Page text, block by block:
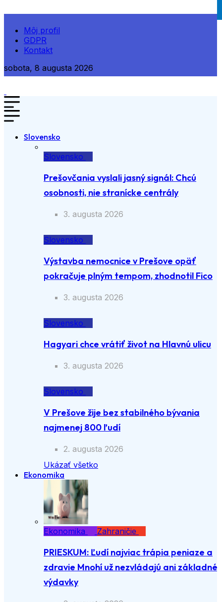
Môj profil
GDPR
Kontakt
sobota, 8 augusta 2026
Slovensko
Slovensko
Prešovčania vyslali jasný signál: Chcú
osobnosti, nie stranícke centrály
3. augusta 2026
Slovensko
Výstavba nemocnice v Prešove opäť
pokračuje plným tempom, zhodnotil Fico
3. augusta 2026
Slovensko
Hagyari chce vrátiť život na Hlavnú ulicu
3. augusta 2026
Slovensko
V Prešove žije bez stabilného bývania
najmenej 800 ľudí
2. augusta 2026
Ukázať všetko
Ekonomika
Ekonomika Zahraničie
PRIESKUM: Ľudí najviac trápia peniaze a
zdravie Mnohí už nezvládajú ani základné
výdavky